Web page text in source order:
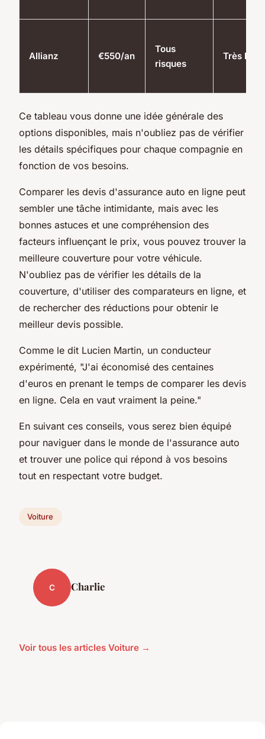
Allianz €550/an
Tous
risques
Très bon
Ce tableau vous donne une idée générale des
options disponibles, mais n'oubliez pas de vérifier
les détails spécifiques pour chaque compagnie en
fonction de vos besoins.
Comparer les devis d'assurance auto en ligne peut
sembler une tâche intimidante, mais avec les
bonnes astuces et une compréhension des
facteurs influençant le prix, vous pouvez trouver la
meilleure couverture pour votre véhicule.
N'oubliez pas de vérifier les détails de la
couverture, d'utiliser des comparateurs en ligne, et
de rechercher des réductions pour obtenir le
meilleur devis possible.
Comme le dit Lucien Martin, un conducteur
expérimenté, "J'ai économisé des centaines
d'euros en prenant le temps de comparer les devis
en ligne. Cela en vaut vraiment la peine."
En suivant ces conseils, vous serez bien équipé
pour naviguer dans le monde de l'assurance auto
et trouver une police qui répond à vos besoins
tout en respectant votre budget.
Voiture
C Charlie
Voir tous les articles Voiture →